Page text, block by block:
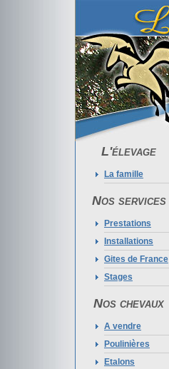
L'élevage
La famille
Nos services
Prestations
Installations
Gites de France
Stages
Nos chevaux
A vendre
Poulinières
Etalons